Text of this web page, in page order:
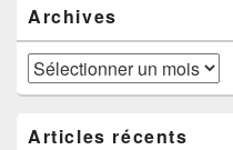
Archives
Archives
Articles récents